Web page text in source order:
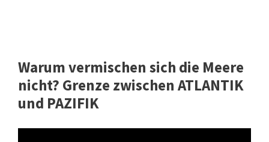
Warum vermischen sich die Meere
nicht? Grenze zwischen ATLANTIK
und PAZIFIK